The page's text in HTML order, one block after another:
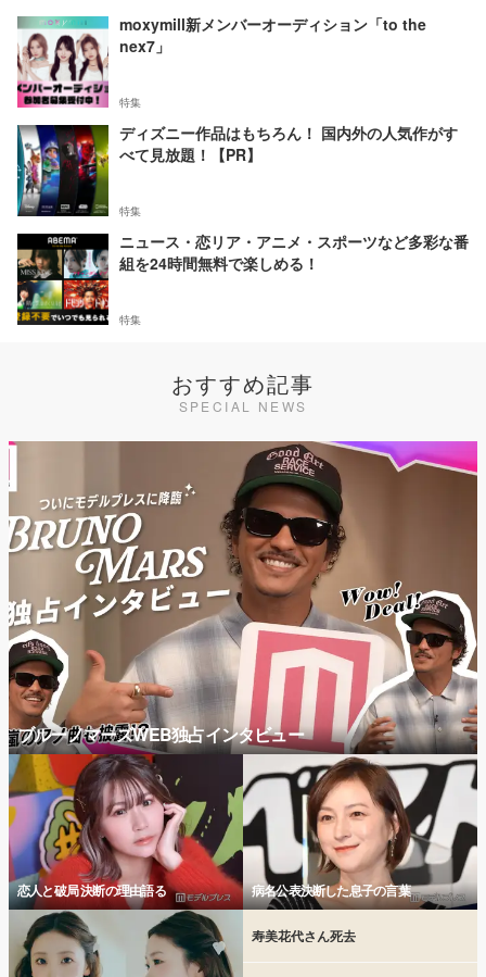
moxymill新メンバーオーディション「to the
nex7」
特集
ディズニー作品はもちろん！ 国内外の人気作がす
べて見放題！【PR】
特集
ニュース・恋リア・アニメ・スポーツなど多彩な番
組を24時間無料で楽しめる！
特集
おすすめ記事
SPECIAL NEWS
ブルーノマーズWEB独占インタビュー
恋人と破局 決断の理由語る 病名公表決断した息子の言葉
寿美花代さん死去